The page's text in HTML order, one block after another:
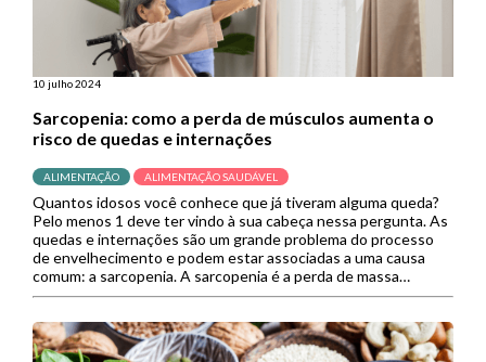
10 julho 2024
Sarcopenia: como a perda de músculos aumenta o
risco de quedas e internações
ALIMENTAÇÃO ALIMENTAÇÃO SAUDÁVEL
Quantos idosos você conhece que já tiveram alguma queda?
Pelo menos 1 deve ter vindo à sua cabeça nessa pergunta. As
quedas e internações são um grande problema do processo
de envelhecimento e podem estar associadas a uma causa
comum: a sarcopenia. A sarcopenia é a perda de massa
muscular, um efeito natural do envelhecimento […]